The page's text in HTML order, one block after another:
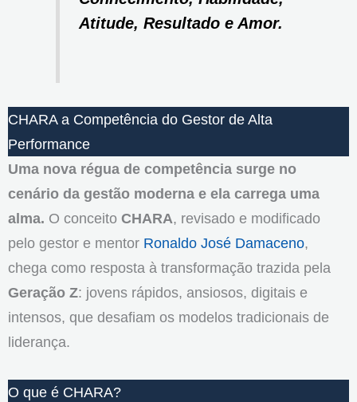
Atitude, Resultado e Amor.
CHARA a Competência do Gestor de Alta
Performance
Uma nova régua de competência surge no
cenário da gestão moderna e ela carrega uma
alma. O conceito CHARA, revisado e modificado
pelo gestor e mentor Ronaldo José Damaceno,
chega como resposta à transformação trazida pela
Geração Z: jovens rápidos, ansiosos, digitais e
intensos, que desafiam os modelos tradicionais de
liderança.
O que é CHARA?